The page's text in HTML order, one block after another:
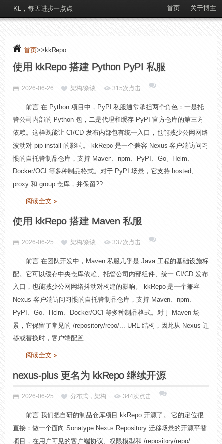
KL，每天进步一点点 首页 关于博主
首页>>kkRepo
使用 kkRepo 搭建 Python PyPI 私服
2026-06-26 架构/杂谈 315次点击
前言 在 Python 项目中，PyPI 私服通常承担两个角色：一是托
管公司内部的 Python 包，二是代理和缓存 PyPI 官方仓库的第三方
依赖。这样既能让 CI/CD 发布内部包有统一入口，也能减少公网网络
波动对 pip install 的影响。 kkRepo 是一个兼容 Nexus 客户端访问习
惯的自托管制品仓库，支持 Maven、npm、PyPI、Go、Helm、
Docker/OCI 等多种制品格式。对于 PyPI 场景，它支持 hosted、
proxy 和 group 仓库，并保留??...
阅读全文 »
使用 kkRepo 搭建 Maven 私服
2026-06-25 架构/杂谈 337次点击
前言 在团队开发中，Maven 私服几乎是 Java 工程的基础设施标
配。它可以缓存中央仓库依赖、托管公司内部组件、统一 CI/CD 发布
入口，也能减少公网网络抖动对构建的影响。 kkRepo 是一个兼容
Nexus 客户端访问习惯的自托管制品仓库，支持 Maven、npm、
PyPI、Go、Helm、Docker/OCI 等多种制品格式。对于 Maven 场
景，它保留了常见的 /repository/repo/... URL 结构，因此从 Nexus 迁
移或替换时，客户端配置...
阅读全文 »
nexus-plus 更名为 kkRepo 继续开源
2026-06-25 分布式，架构 344次点击
前言 我们把自研的制品仓库项目 kkRepo 开源了。 它的定位很
直接：做一个面向 Sonatype Nexus Repository 迁移场景的开源平替
项目，在用户可见的客户端协议、权限模型和 /repository/repo/...